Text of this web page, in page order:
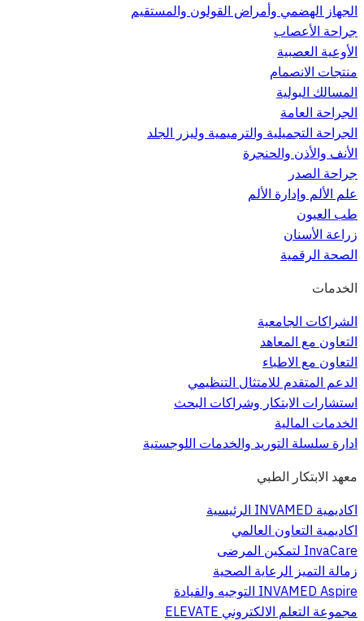
الجهاز الهضمي وأمراض القولون والمستقيم
جراحة الأعصاب
الأوعية العصبية
منتجات الانصمام
المسالك البولية
الجراحة العامة
الجراحة التجميلية والترميمية وليزر الجلد
الأنف والأذن والحنجرة
جراحة الصدر
علم الألم وإدارة الألم
طب العيون
زراعة الأسنان
الصحة الرقمية
الخدمات
الشراكات الجامعية
التعاون مع المعاهد
التعاون مع الاطباء
الدعم المتقدم للامتثال التنظيمي
استشارات الابتكار وشراكات البحث
الخدمات المالية
ادارة سلسلة التوريد والخدمات اللوجستية
معهد الابتكار الطبي
اكاديمية INVAMED الرئيسية
اكاديمية التعاون العالمي
InvaCare لتمكين المرضى
زمالة التميز الرعاية الصحية
INVAMED Aspire التوجيه والقيادة
مجموعة التعلم الالكتروني ELEVATE